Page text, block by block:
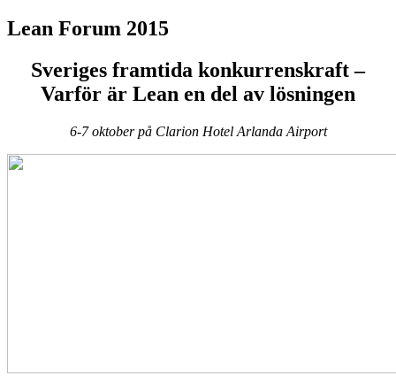
Lean Forum 2015
Sveriges framtida konkurrenskraft –
Varför är Lean en del av lösningen
6-7 oktober på Clarion Hotel Arlanda Airport